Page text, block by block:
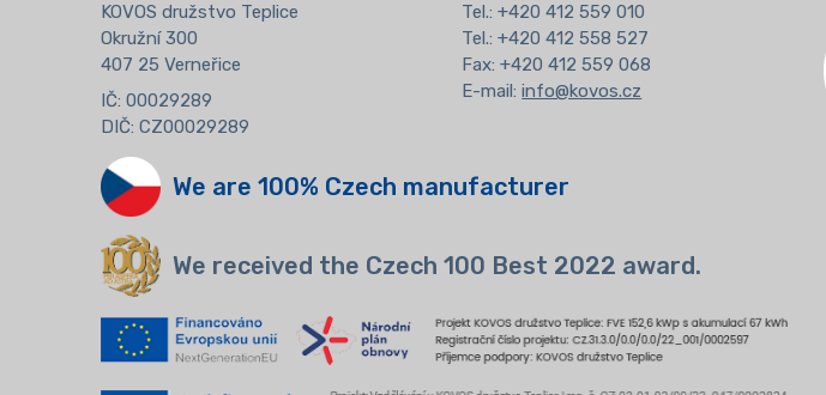
KOVOS družstvo Teplice
Okružní 300
407 25 Verneřice
IČ: 00029289
DIČ: CZ00029289
Tel.:+420 412 559 010
Tel.: +420 412 558 527
Fax: +420 412 559 068
E-mail:info@kovos.cz
We are 100% Czech manufacturer
We received the Czech 100 Best 2022 award.